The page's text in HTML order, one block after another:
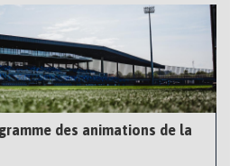
des animations de la